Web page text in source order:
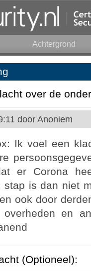
Achtergrond
over de
door Anoniem
Ik voel een
er Corona
stap is dan niet
ook door
overheden en
(Optioneel):